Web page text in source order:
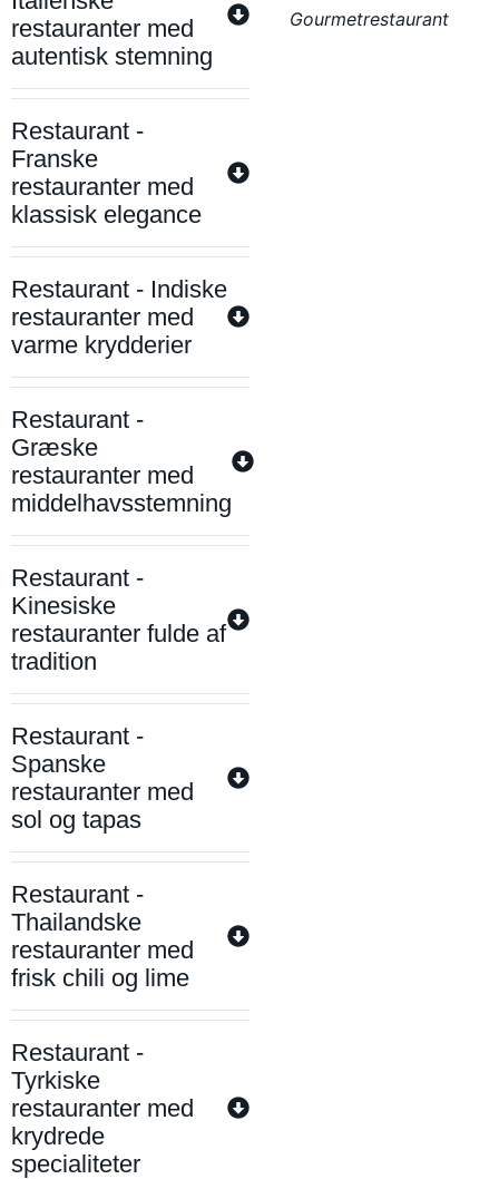
restauranter med
autentisk stemning
Restaurant -
Franske
restauranter med
klassisk elegance
Restaurant - Indiske
restauranter med
varme krydderier
Restaurant -
Græske
restauranter med
middelhavsstemning
Restaurant -
Kinesiske
restauranter fulde af
tradition
Restaurant -
Spanske
restauranter med
sol og tapas
Restaurant -
Thailandske
restauranter med
frisk chili og lime
Restaurant -
Tyrkiske
restauranter med
krydrede
specialiteter
Gourmetrestaurant